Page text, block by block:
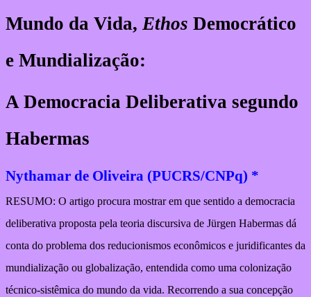
Mundo da Vida,Ethos Democrático
e Mundialização:
A Democracia Deliberativa segundo
Habermas
Nythamar de Oliveira (PUCRS/CNPq) *
RESUMO: O artigo procura mostrar em que sentido a democracia
deliberativa proposta pela teoria discursiva de Jürgen Habermas dá
conta do problema dos reducionismos econômicos e juridificantes da
mundialização ou globalização, entendida como uma colonização
técnico-sistêmica do mundo da vida. Recorrendo a sua concepção